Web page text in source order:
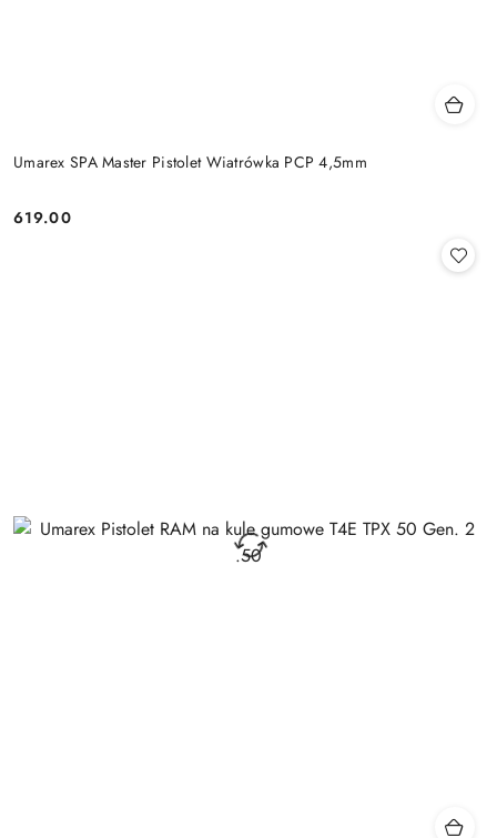
Umarex SPA Master Pistolet Wiatrówka PCP 4,5mm
Cena:
619.00